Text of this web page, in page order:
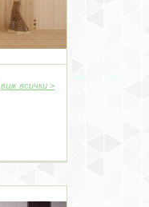
виж всички >